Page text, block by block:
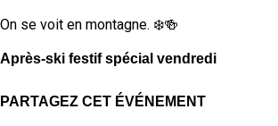
On se voit en montagne. ❄️🍻
Après-ski festif spécial vendredi
PARTAGEZ CET ÉVÉNEMENT